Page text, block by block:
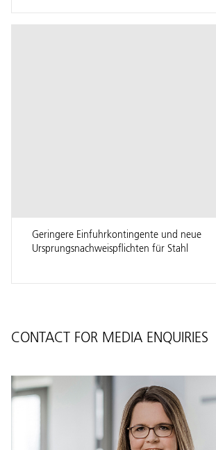
Geringere Einfuhrkontingente und neue
Ursprungsnachweispflichten für Stahl
CONTACT FOR MEDIA ENQUIRIES